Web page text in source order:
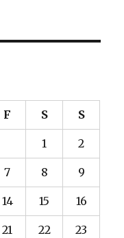
F S S
1 2
7 8 9
14 15 16
21 22 23